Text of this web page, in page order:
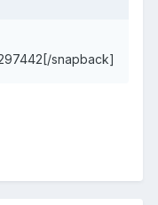
snapback]